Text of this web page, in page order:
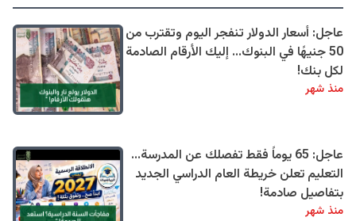
عاجل: أسعار الدولار تنفجر اليوم وتقترب من
50 جنيهًا في البنوك... إليك الأرقام الصادمة
لكل بنك!
منذ شهر
عاجل: 65 يوماً فقط تفصلك عن المدرسة...
التعليم تعلن خريطة العام الدراسي الجديد
بتفاصيل صادمة!
منذ شهر